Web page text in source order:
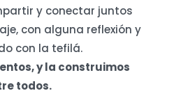
y conectar juntos
con alguna reflexión y
con la tefilá.
y la construimos
todos.